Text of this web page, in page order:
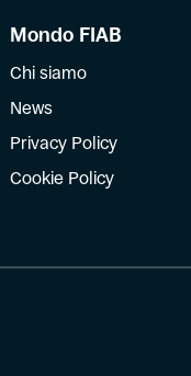
Mondo FIAB
Chi siamo
News
Privacy Policy
Cookie Policy